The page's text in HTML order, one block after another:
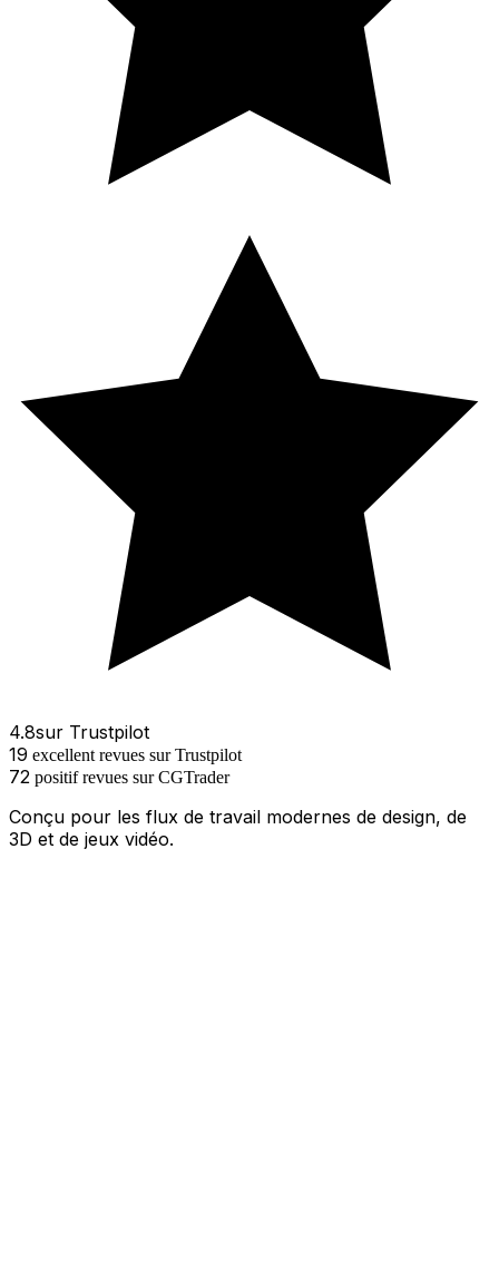
4.8sur Trustpilot
19 excellent revues sur Trustpilot
72 positif revues sur CGTrader
Conçu pour les flux de travail modernes de design, de
3D et de jeux vidéo.